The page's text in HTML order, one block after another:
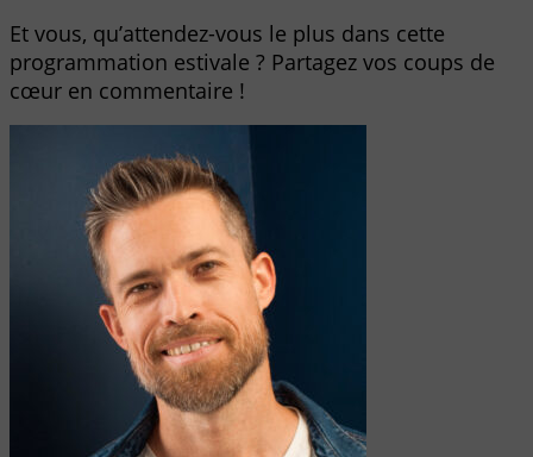
Et vous, qu’attendez-vous le plus dans cette
programmation estivale ? Partagez vos coups de
cœur en commentaire !